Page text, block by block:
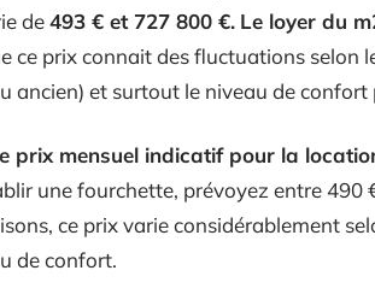
de493 € et 727 800 €. Le loyer du
ce prix connait des fluctuations selon
ancien) et surtout le niveau de confort
prix mensuel indicatif pour la
une fourchette, prévoyez entre 490
ce prix varie considérablement
de confort.